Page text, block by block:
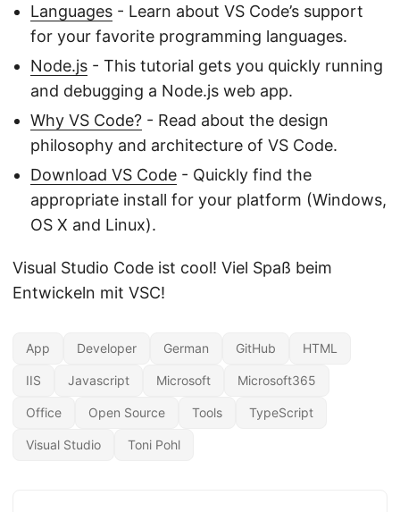
Languages - Learn about VS Code’s support
for your favorite programming languages.
Node.js - This tutorial gets you quickly running
and debugging a Node.js web app.
Why VS Code? - Read about the design
philosophy and architecture of VS Code.
Download VS Code - Quickly find the
appropriate install for your platform (Windows,
OS X and Linux).
Visual Studio Code ist cool! Viel Spaß beim
Entwickeln mit VSC!
App Developer German GitHub HTML
IIS Javascript Microsoft Microsoft365
Office Open Source Tools TypeScript
Visual Studio Toni Pohl